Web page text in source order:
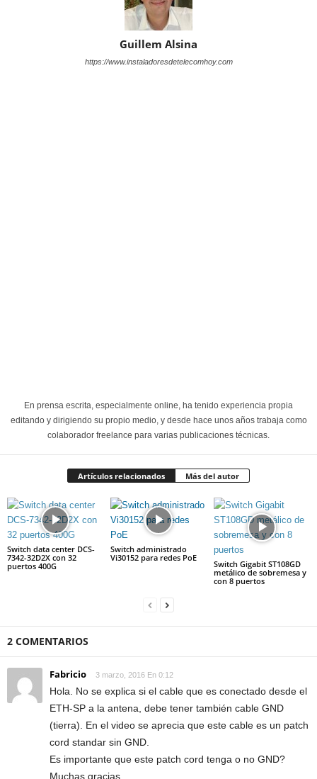
Guillem Alsina
https://www.instaladoresdetelecomhoy.com
En prensa escrita, especialmente online, ha tenido experiencia propia
editando y dirigiendo su propio medio, y desde hace unos años trabaja como
colaborador freelance para varias publicaciones técnicas.
Artículos relacionados Más del autor
Switch data center DCS-
7342-32D2X con 32
puertos 400G
Switch administrado
Vi30152 para redes PoE
Switch Gigabit ST108GD
metálico de sobremesa y
con 8 puertos
2 COMENTARIOS
Fabricio 3 marzo, 2016 En 0:12
Hola. No se explica si el cable que es conectado desde el
ETH-SP a la antena, debe tener también cable GND
(tierra). En el video se aprecia que este cable es un patch
cord standar sin GND.
Es importante que este patch cord tenga o no GND?
Muchas gracias.